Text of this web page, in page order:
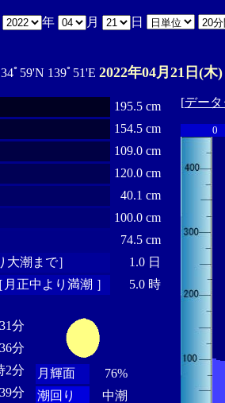
年 月 日
34ﾟ59'N 139ﾟ51'E 2022年04月21日(木)
195.5 cm
154.5 cm
109.0 cm
120.0 cm
40.1 cm
100.0 cm
74.5 cm
潮まで］
1.0 日
正中より満潮 ］
5.0 時
分
分
2分
分
月輝面
76%
潮回り
中潮
[デー
0